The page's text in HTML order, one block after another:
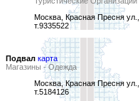
Москва, Красная Пресня ул.,
т.9335522
Подвал карта
Магазины - Одежда
Москва, Красная Пресня
т.5184126